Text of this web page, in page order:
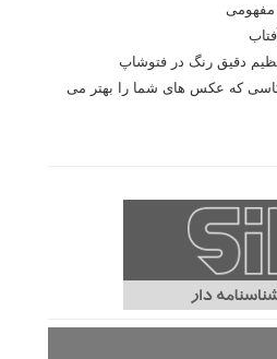
مفهومی
عکاسی که عکس های شما را بهتر می